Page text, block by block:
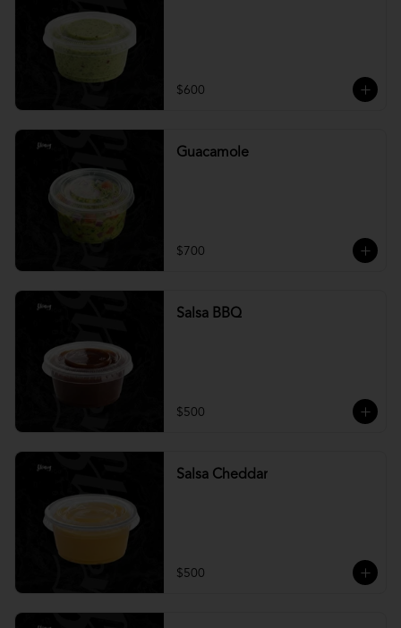
$600
Guacamole
$700
Salsa BBQ
$500
Salsa Cheddar
$500